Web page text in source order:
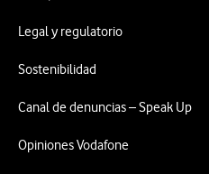
Legal y regulatorio
Sostenibilidad
Canal de denuncias – Speak Up
Opiniones Vodafone